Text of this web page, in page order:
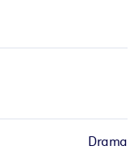
Drama